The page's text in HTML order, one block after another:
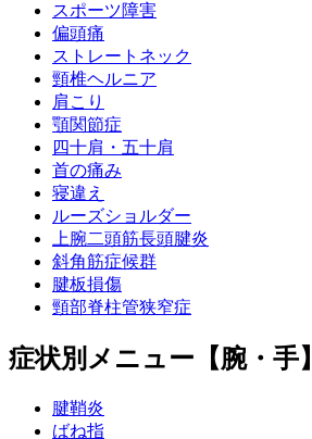
スポーツ障害
偏頭痛
ストレートネック
頸椎ヘルニア
肩こり
顎関節症
四十肩・五十肩
首の痛み
寝違え
ルーズショルダー
上腕二頭筋長頭腱炎
斜角筋症候群
腱板損傷
頸部脊柱管狭窄症
症状別メニュー【腕・手】
腱鞘炎
ばね指